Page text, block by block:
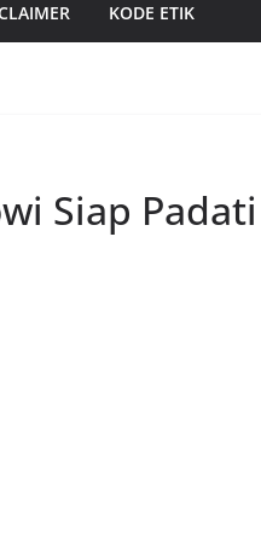
KODE ETIK
Siap